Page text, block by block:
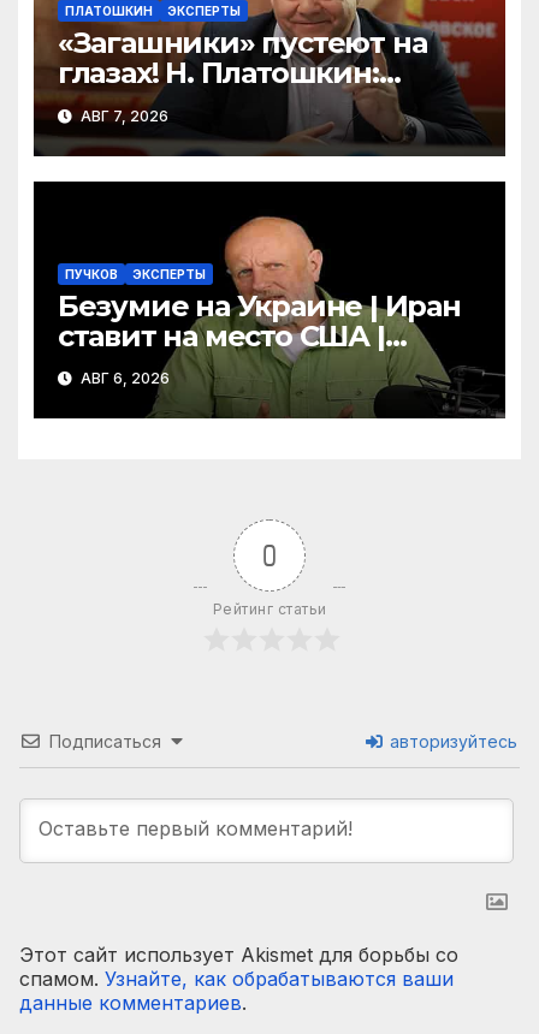
ПЛАТОШКИН ЭКСПЕРТЫ
«Загашники» пустеют на
глазах! Н. Платошкин:
посмотрите, что власть
скрывает за красивыми
отчётами!
АВГ 7, 2026
ПУЧКОВ ЭКСПЕРТЫ
Безумие на Украине | Иран
ставит на место США |
Фильм «Одиссея»
шокировал Гомера | Гоблин
АВГ 6, 2026
0
Рейтинг статьи
Подписаться авторизуйтесь
Этот сайт использует Akismet для борьбы со
спамом. Узнайте, как обрабатываются ваши
данные комментариев.